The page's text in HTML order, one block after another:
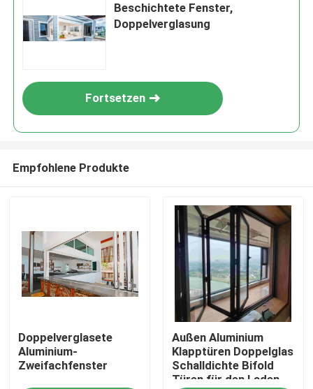
Haus
Beschichtete Fenster,
Doppelverglasung
Fortsetzen
Empfohlene Produkte
Doppelverglasete
Aluminium-
Zweifachfenster
Außen Aluminium
Klapptüren Doppelglas
Schalldichte Bifold
Türen für den Laden